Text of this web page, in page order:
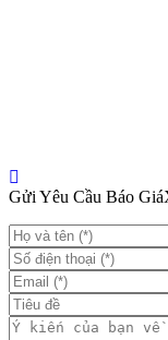
Gửi Yêu Cầu Báo Giá